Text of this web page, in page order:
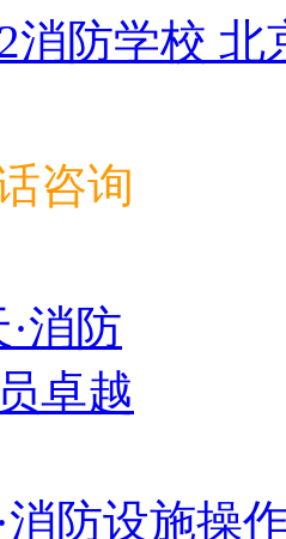
消防学校 北
咨询
消防设施操